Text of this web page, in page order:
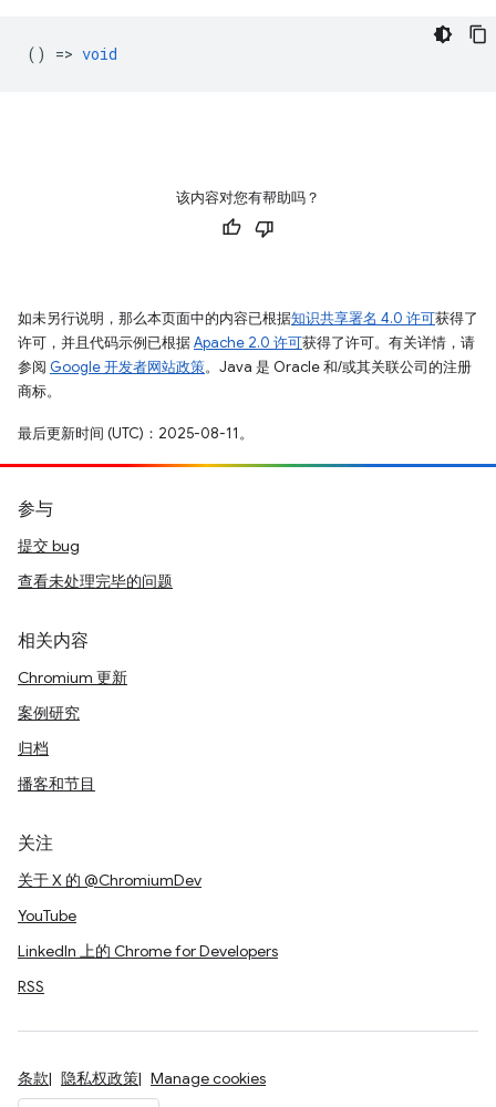
() => void
该内容对您有帮助吗？
如未另行说明，那么本页面中的内容已根据知识共享署名 4.0 许可获得了
许可，并且代码示例已根据Apache 2.0 许可获得了许可。有关详情，请
参阅 Google 开发者网站政策。Java 是 Oracle 和/或其关联公司的注册
商标。
最后更新时间 (UTC)：2025-08-11。
参与
提交 bug
查看未处理完毕的问题
相关内容
Chromium 更新
案例研究
归档
播客和节目
关注
关于 X 的 @ChromiumDev
YouTube
LinkedIn 上的 Chrome for Developers
RSS
条款 隐私权政策 Manage cookies